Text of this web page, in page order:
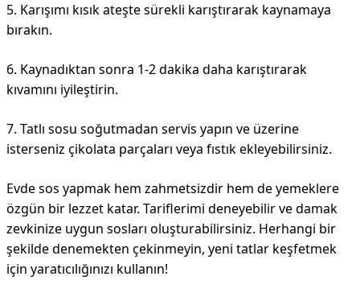
5. Karışımı kısık ateşte sürekli karıştırarak kaynamaya
bırakın.
6. Kaynadıktan sonra 1-2 dakika daha karıştırarak
kıvamını iyileştirin.
7. Tatlı sosu soğutmadan servis yapın ve üzerine
isterseniz çikolata parçaları veya fıstık ekleyebilirsiniz.
Evde sos yapmak hem zahmetsizdir hem de yemeklere
özgün bir lezzet katar. Tariflerimi deneyebilir ve damak
zevkinize uygun sosları oluşturabilirsiniz. Herhangi bir
şekilde denemekten çekinmeyin, yeni tatlar keşfetmek
için yaratıcılığınızı kullanın!